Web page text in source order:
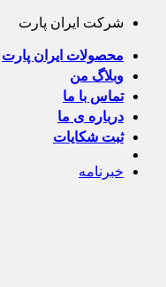
Skip
content
شرکت ایران پارت
محصولات ایران پارت
وبلاگ من
تماس با ما
درباره ی ما
ثبت شکایات
خبرنامه